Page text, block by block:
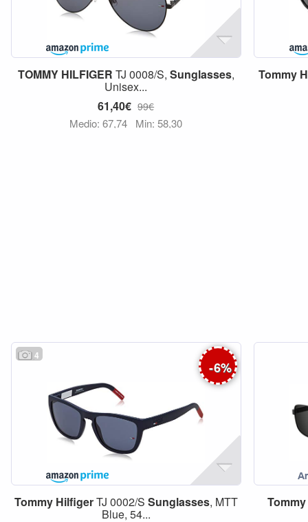
TOMMY HILFIGER TJ 0008/S, Sunglasses,
Unisex...
61,40€ 99€
Medio: 67,74 Min: 58,30
Tommy
4
-6%
Tommy HilfigerTJ 0002/S Sunglasses, MTT
Blue, 54...
Tommy